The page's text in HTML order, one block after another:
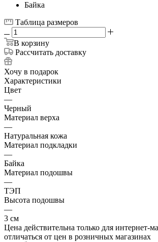
Байка
Таблица размеров
В корзину
Рассчитать доставку
Хочу в подарок
Характеристики
Цвет
—
Черный
Материал верха
—
Натуральная кожа
Материал подкладки
—
Байка
Материал подошвы
—
ТЭП
Высота подошвы
—
3 см
Цена действительна только для интернет-
отличаться от цен в розничных магазинах